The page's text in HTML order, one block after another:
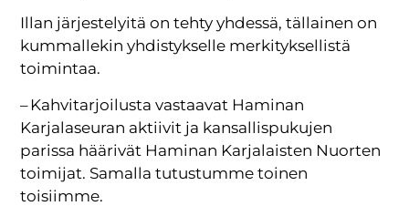
Illan järjestelyitä on tehty yhdessä, tällainen on
kummallekin yhdistykselle merkityksellistä
toimintaa.
– Kahvitarjoilusta vastaavat Haminan
Karjalaseuran aktiivit ja kansallispukujen
parissa häärivät Haminan Karjalaisten Nuorten
toimijat. Samalla tutustumme toinen
toisiimme.